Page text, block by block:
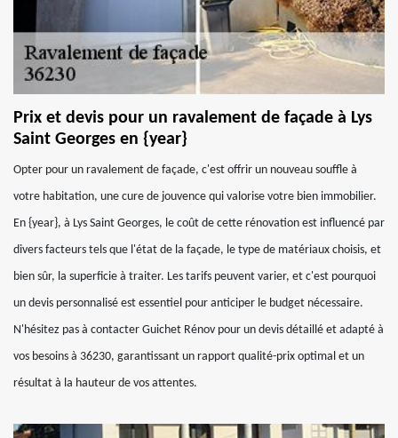
Prix et devis pour un ravalement de façade à Lys
Saint Georges en {year}
Opter pour un ravalement de façade, c'est offrir un nouveau souffle à
votre habitation, une cure de jouvence qui valorise votre bien immobilier.
En {year}, à Lys Saint Georges, le coût de cette rénovation est influencé par
divers facteurs tels que l'état de la façade, le type de matériaux choisis, et
bien sûr, la superficie à traiter. Les tarifs peuvent varier, et c'est pourquoi
un devis personnalisé est essentiel pour anticiper le budget nécessaire.
N'hésitez pas à contacter Guichet Rénov pour un devis détaillé et adapté à
vos besoins à 36230, garantissant un rapport qualité-prix optimal et un
résultat à la hauteur de vos attentes.